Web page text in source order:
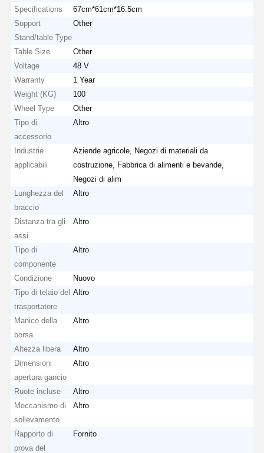
Specifications
67cm*61cm*16.5cm
Support
Stand/table Type
Other
Table Size
Other
Voltage
48 V
Warranty
1 Year
Weight (KG)
100
Wheel Type
Other
Tipo di
accessorio
Altro
Industrie
applicabili
Aziende agricole, Negozi di materiali da
costruzione, Fabbrica di alimenti e bevande,
Negozi di alim
Lunghezza del
braccio
Altro
Distanza tra gli
assi
Altro
Tipo di
componente
Altro
Condizione
Nuovo
Tipo di telaio del
trasportatore
Altro
Manico della
borsa
Altro
Altezza libera
Altro
Dimensioni
apertura gancio
Altro
Ruote incluse
Altro
Meccanismo di
sollevamento
Altro
Rapporto di
prova del
Fornito